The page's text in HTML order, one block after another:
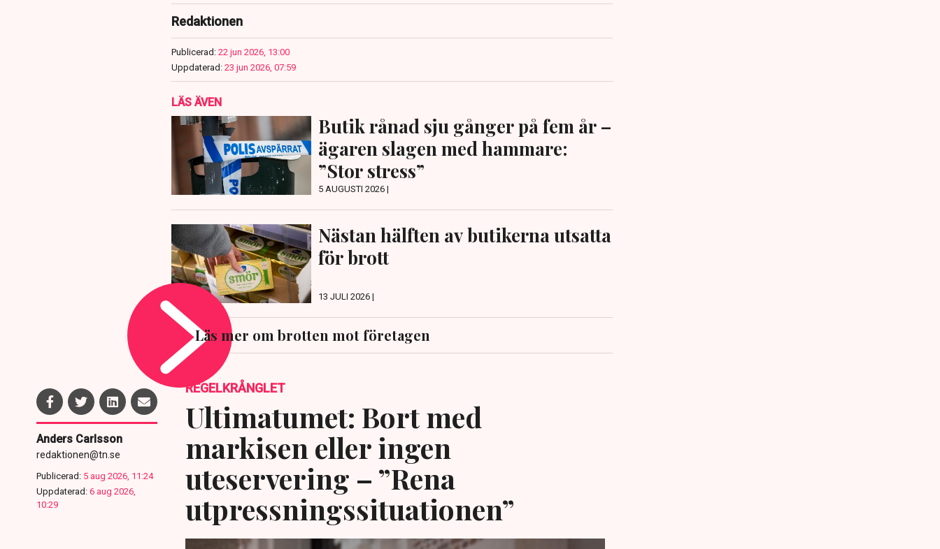
Redaktionen
Publicerad: 22 jun 2026, 13:00
Uppdaterad: 23 jun 2026, 07:59
LÄS ÄVEN
Butik rånad sju gånger på fem år –
ägaren slagen med hammare:
”Stor stress”
5 AUGUSTI 2026 |
Nästan hälften av butikerna utsatta
för brott
13 JULI 2026 |
Läs mer om brotten mot företagen
Anders Carlsson
redaktionen@tn.se
Publicerad: 5 aug 2026, 11:24
Uppdaterad: 6 aug 2026,
10:29
REGELKRÅNGLET
Ultimatumet: Bort med
markisen eller ingen
uteservering – ”Rena
utpressningssituationen”